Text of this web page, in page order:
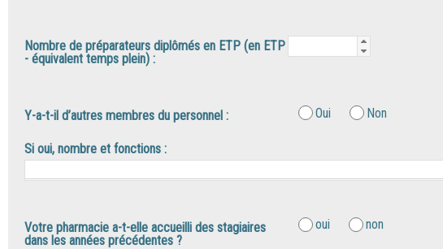
Nombre de préparateurs diplômés en ETP (en ETP
- équivalent temps plein) :
Y-a-t-il d’autres membres du personnel : Oui Non
Si oui, nombre et fonctions :
Votre pharmacie a-t-elle accueilli des stagiaires
dans les années précédentes ?
oui non